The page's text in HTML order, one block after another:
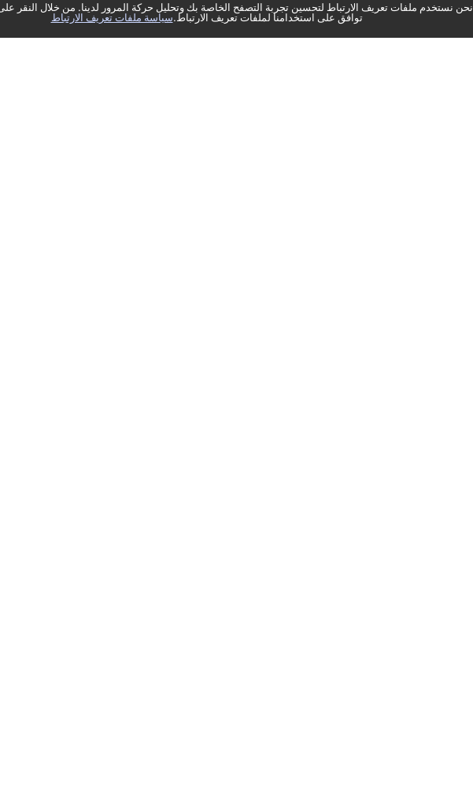
388mm, Weight: 11.5kg.
نحن نستخدم ملفات تعريف الارتباط لتحسين تجربة التصفح الخاصة بك وتحليل حركة المرور لدينا. من خلال النقر
توافق على استخدامنا لملفات تعريف الارتباط.سياسة ملفات تعريف الارتباط